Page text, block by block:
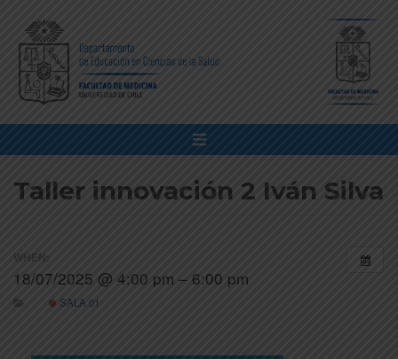
Taller innovación 2 Iván Silva
WHEN:
18/07/2025 @ 4:00 pm – 6:00 pm
SALA 01